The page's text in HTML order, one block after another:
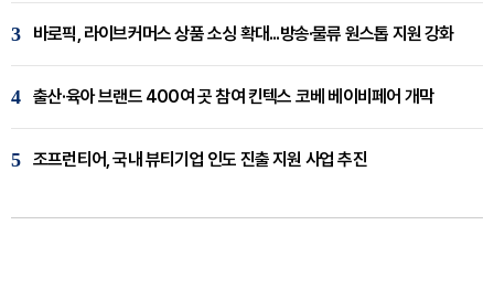
3 바로픽, 라이브커머스 상품 소싱 확대...방송·물류 원스톱 지원 강화
4 출산·육아 브랜드 400여 곳 참여 킨텍스 코베 베이비페어 개막
5 조프런티어, 국내 뷰티기업 인도 진출 지원 사업 추진